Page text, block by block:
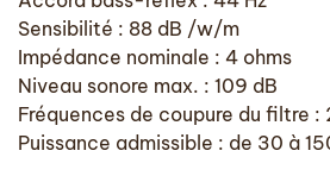
Sensibilité : 88 dB /w/m
Impédance nominale : 4 ohms
Niveau sonore max. : 109 dB
Fréquences de coupure du filtre :
Puissance admissible : de 30 à